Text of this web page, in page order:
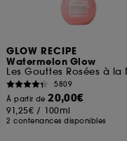
GLOW RECIPE
Watermelon Glow
5809
À partir de20,00€
91,25€ / 100ml
2 contenances disponibles